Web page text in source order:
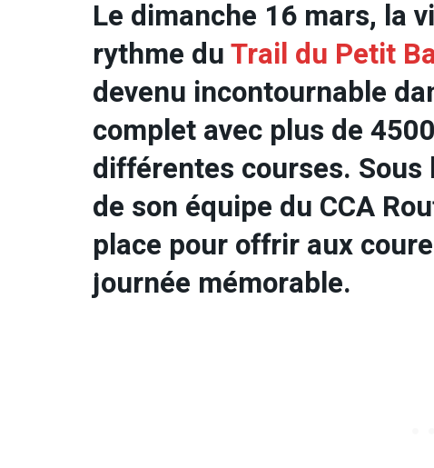
Le dimanche 16 mars, la
rythme duTrail du Petit
devenu incontournable
complet avec plus de
différentes courses.
de son équipe du CCA
place pour offrir aux
journée mémorable.